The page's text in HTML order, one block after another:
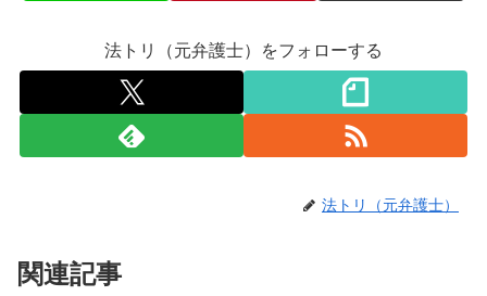
法トリ（元弁護士）をフォローする
法トリ（元弁護士）
関連記事